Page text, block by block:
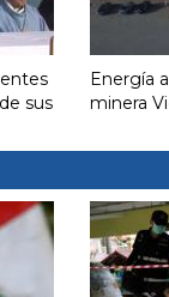
sus
Energía
minera